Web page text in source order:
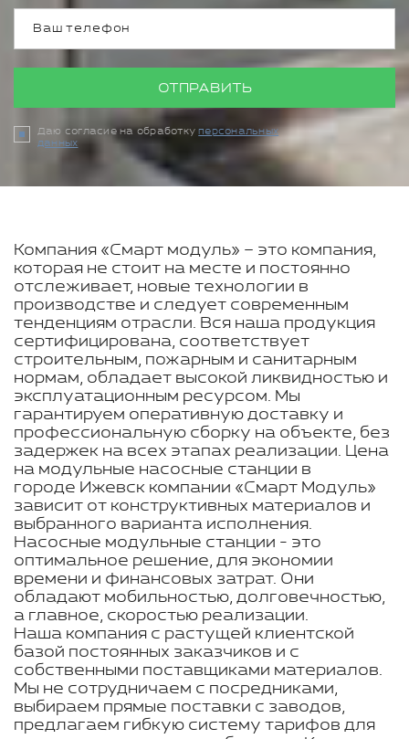
ОТПРАВИТЬ
Даю согласие на обработкуперсональных
данных
Компания «Смарт модуль» – это компания,
которая не стоит на месте и постоянно
отслеживает, новые технологии в
производстве и следует современным
тенденциям отрасли. Вся наша продукция
сертифицирована, соответствует
строительным, пожарным и санитарным
нормам, обладает высокой ликвидностью и
эксплуатационным ресурсом. Мы
гарантируем оперативную доставку и
профессиональную сборку на объекте, без
задержек на всех этапах реализации. Цена
на модульные насосные станции в
городе Ижевск компании «Смарт Модуль»
зависит от конструктивных материалов и
выбранного варианта исполнения.
Насосные модульные станции - это
оптимальное решение, для экономии
времени и финансовых затрат. Они
обладают мобильностью, долговечностью,
а главное, скоростью реализации.
Наша компания с растущей клиентской
базой постоянных заказчиков и с
собственными поставщиками материалов.
Мы не сотрудничаем с посредниками,
выбираем прямые поставки с заводов,
предлагаем гибкую систему тарифов для